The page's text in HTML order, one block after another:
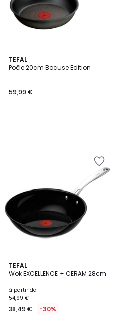
TEFAL
Poêle 20cm Bocuse Edition
59,99 €
TEFAL
Wok EXCELLENCE + CERAM 28cm
à partir de
54,99 €
38,49 € -30%